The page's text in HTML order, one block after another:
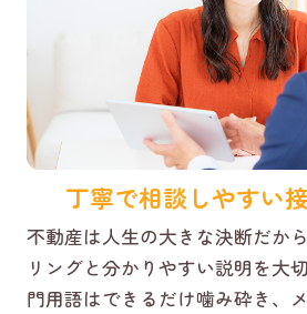
丁寧で相談しやすい
不動産は人生の大きな決断だか
リングと分かりやすい説明を大
門用語はできるだけ噛み砕き、